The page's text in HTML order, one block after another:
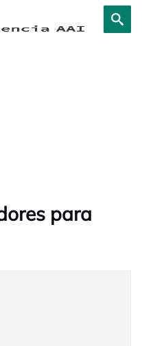
para